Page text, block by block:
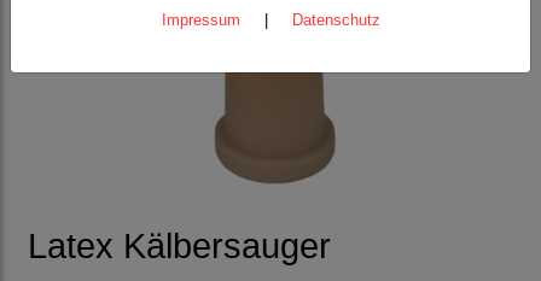
Latex Kälbersauger
Impressum Datenschutz